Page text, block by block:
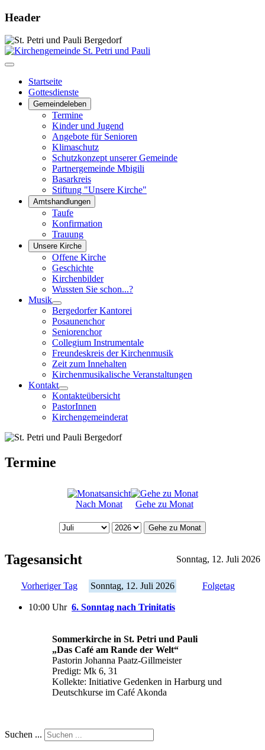
Header
Startseite
Gottesdienste
Gemeindeleben
Termine
Kinder und Jugend
Angebote für Senioren
Klimaschutz
Schutzkonzept unserer Gemeinde
Partnergemeinde Mbigili
Basarkreis
Stiftung "Unsere Kirche"
Amtshandlungen
Taufe
Konfirmation
Trauung
Unsere Kirche
Offene Kirche
Geschichte
Kirchenbilder
Wussten Sie schon...?
Musik
Bergedorfer Kantorei
Posaunenchor
Seniorenchor
Collegium Instrumentale
Freundeskreis der Kirchenmusik
Zeit zum Innehalten
Kirchenmusikalische Veranstaltungen
Kontakt
Kontakteübersicht
PastorInnen
Kirchengemeinderat
Termine
Nach Monat Gehe zu Monat
Gehe zu Monat
Tagesansicht Sonntag, 12. Juli 2026
Vorheriger Tag Sonntag, 12. Juli 2026 Folgetag
10:00 Uhr 6. Sonntag nach Trinitatis
Sommerkirche in St. Petri und Pauli
„Das Café am Rande der Welt“
Pastorin Johanna Paatz-Gillmeister
Predigt: Mk 6, 31
Kollekte: Initiative Gedenken in Harburg und
Deutschkurse im Café Akonda
Suchen ...